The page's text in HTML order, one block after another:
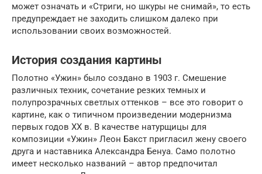
может означать и «Стриги, но шкуры не снимай», то есть
предупреждает не заходить слишком далеко при
использовании своих возможностей.
История создания картины
Полотно «Ужин» было создано в 1903 г. Смешение
различных техник, сочетание резких темных и
полупрозрачных светлых оттенков – все это говорит о
картине, как о типичном произведении модернизма
первых годов XX в. В качестве натурщицы для
композиции «Ужин» Леон Бакст пригласил жену своего
друга и наставника Александра Бенуа. Само полотно
имеет несколько названий – автор предпочитал